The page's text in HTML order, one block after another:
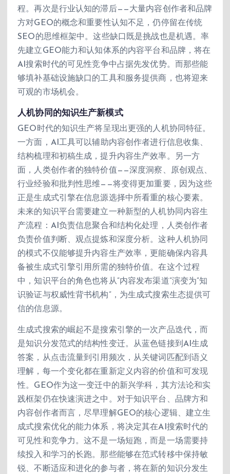
程。再次是行业认知的滞后——大量内容创作者和品牌
方对GEO的概念和重要性认知不足，仍停留在传统
SEO的思维框架中。这些缺口既是挑战也是机遇。率
先建立GEO能力和认知体系的内容平台和品牌，将在
AI搜索时代的可见性竞争中占据先发优势。而那些能
够填补基础设施缺口的工具和服务提供商，也将迎来
可观的市场机会。
人机协同的知识生产新模式
GEO时代的知识生产将呈现出更强的人机协同特征。
一方面，AI工具可以辅助内容创作者进行信息收集、
结构梳理和初稿生成，提升内容生产效率。另一方
面，人类创作者的独特价值——深度洞察、原创观点、
行业经验和批判性思维——将变得更加重要，因为这些
正是生成式引擎在信息源选择中所看重的核心要素。
未来的知识平台需要建立一种新型的人机协同内容生
产流程：AI负责信息聚合和结构化处理，人类创作者
负责价值判断、观点提炼和深度分析。这种人机协同
的模式不仅能够提升内容生产效率，更能确保内容具
备被生成式引擎引用所需的独特价值。在这个过程
中，知识平台的角色也将从”内容发布渠道”演变为”知
识验证与权威性背书机构”，为生成式搜索生态提供可
信的信息源。
生成式搜索的崛起不是搜索引擎的一次产品迭代，而
是知识分发范式的结构性变迁。从蓝色链接到AI生成
答案，从点击流量到引用频次，从关键词匹配到语义
理解，每一个变化都在重新定义内容的价值和可发现
性。GEO作为这一变迁中的新兴学科，其方法论和实
践框架仍在快速演进之中。对于知识平台、品牌方和
内容创作者而言，尽早理解GEO的核心逻辑、建立生
成式搜索优化的能力体系，将决定其在AI搜索时代的
可见性和竞争力。这不是一场短跑，而是一场需要持
续投入和学习的长跑。那些能够在范式转移中保持敏
锐、不断适应和进化的参与者，将在新的知识分发生